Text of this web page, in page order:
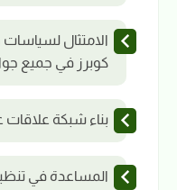
الامتثال
كوبرز في جميع
بناء شبكة علاقات
المساعدة في